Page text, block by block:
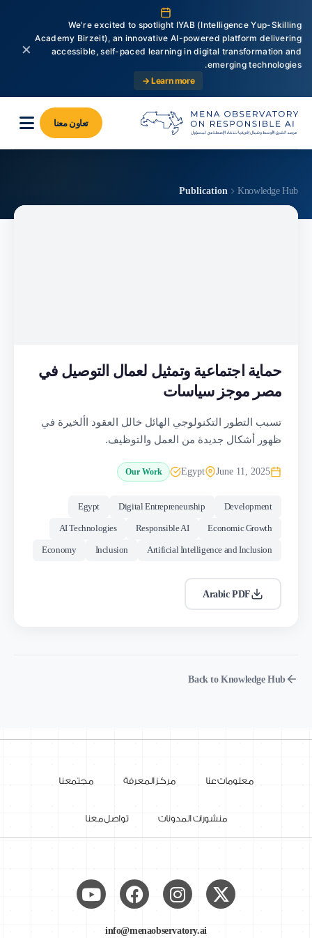
We're excited to spotlight IYAB (Intelligence Yup-Skilling
Academy Birzeit), an innovative AI-powered platform delivering
accessible, self-paced learning in digital transformation and
emerging technologies.
Learn more →
×
تعاون معنا
Knowledge Hub
Publication
حماية اجتماعية وتمثيل لعمال التوصيل في
مصر موجز سياسات
تسبب التطور التكنولوجي الهائل خالل العقود األخيرة في
ظهور أشكال جديدة من العمل والتوظيف.
June 11, 2025
Egypt
Our Work
Development
Digital Entrepreneurship
Egypt
Economic Growth
Responsible AI
AI Technologies
Artificial Intelligence and Inclusion
Inclusion
Economy
Arabic PDF
Back to Knowledge Hub
معلومات عنا مركز المعرفة مجتمعنا
منشورات المدونات تواصل معنا
info@menaobservatory.ai